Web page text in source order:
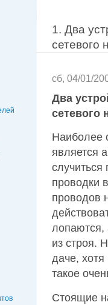
1. Два
сетевого
сб, 04/01/
Два
сетевого
Наиболее
является
случиться
проводки
проводов
лопаются,
из строя.
даче,
такое
Стоящие